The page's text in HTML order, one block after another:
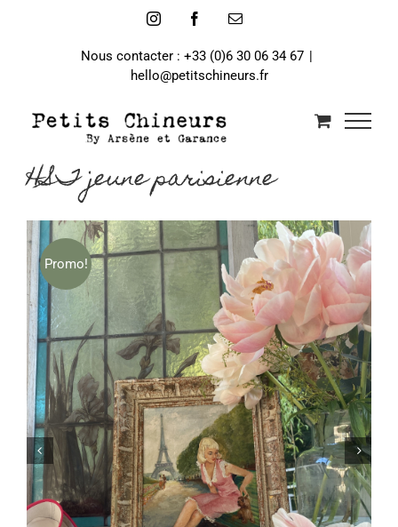
InstagramFacebookEmail
Nous contacter : +33 (0)6 30 06 34 67 |
hello@petitschineurs.fr
HST jeune parisienne
Promo!